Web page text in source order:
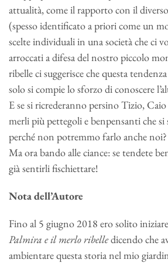
attualità, come il rapporto con il
(spesso identificato a priori come un
scelte individuali in una società che ci
arroccati a difesa del nostro piccolo
ribelle ci suggerisce che questa
solo si compie lo sforzo di conoscere
E se si ricrederanno persino Tizio,
merli più pettegoli e benpensanti che
perché non potremmo farlo anche noi?
Ma ora bando alle ciance: se tendete
già sentirli fischiettare!
Nota dell’Autore
Fino al 5 giugno 2018 ero solito
Palmira e il merlo ribelledicendo che
ambientare questa storia nel mio